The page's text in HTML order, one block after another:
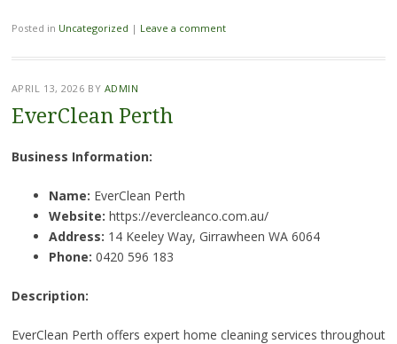
Posted in Uncategorized | Leave a comment
APRIL 13, 2026 BY ADMIN
EverClean Perth
Business Information:
Name: EverClean Perth
Website: https://evercleanco.com.au/
Address: 14 Keeley Way, Girrawheen WA 6064
Phone: 0420 596 183
Description:
EverClean Perth offers expert home cleaning services throughout